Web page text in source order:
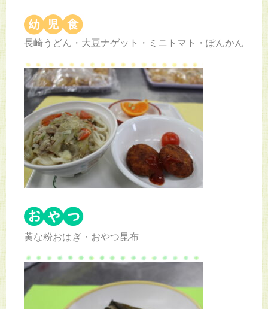
長崎うどん・大豆ナゲット・ミニトマト・ぽんかん
黄な粉おはぎ・おやつ昆布